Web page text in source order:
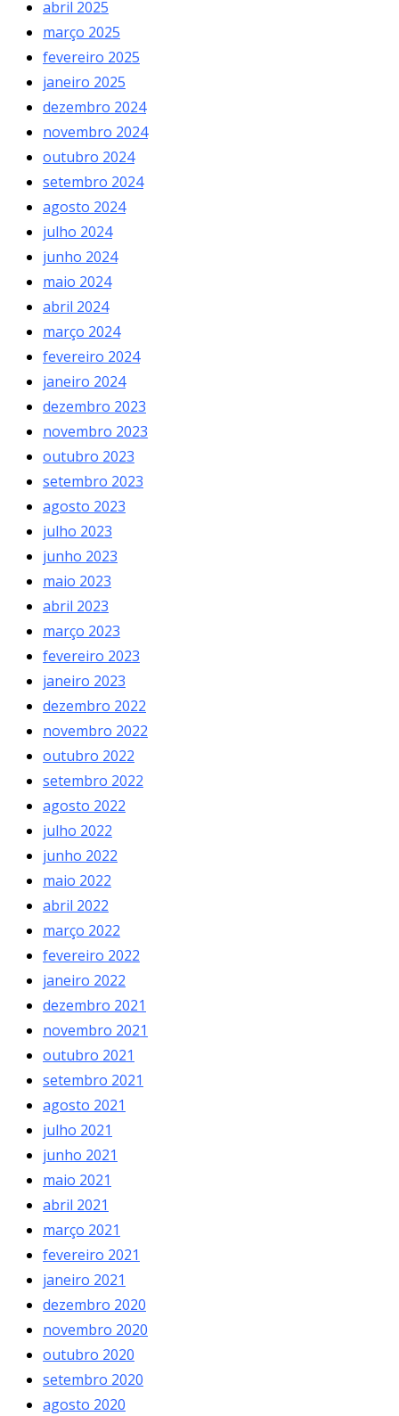
abril 2025
março 2025
fevereiro 2025
janeiro 2025
dezembro 2024
novembro 2024
outubro 2024
setembro 2024
agosto 2024
julho 2024
junho 2024
maio 2024
abril 2024
março 2024
fevereiro 2024
janeiro 2024
dezembro 2023
novembro 2023
outubro 2023
setembro 2023
agosto 2023
julho 2023
junho 2023
maio 2023
abril 2023
março 2023
fevereiro 2023
janeiro 2023
dezembro 2022
novembro 2022
outubro 2022
setembro 2022
agosto 2022
julho 2022
junho 2022
maio 2022
abril 2022
março 2022
fevereiro 2022
janeiro 2022
dezembro 2021
novembro 2021
outubro 2021
setembro 2021
agosto 2021
julho 2021
junho 2021
maio 2021
abril 2021
março 2021
fevereiro 2021
janeiro 2021
dezembro 2020
novembro 2020
outubro 2020
setembro 2020
agosto 2020